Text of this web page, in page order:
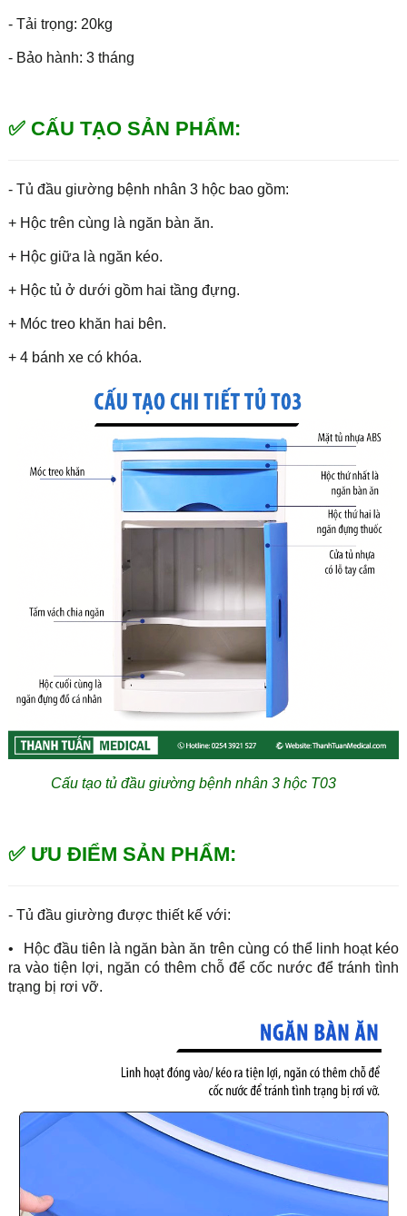
- Tải trọng: 20kg
- Bảo hành: 3 tháng
✅ CẤU TẠO SẢN PHẨM:
- Tủ đầu giường bệnh nhân 3 hộc bao gồm:
+ Hộc trên cùng là ngăn bàn ăn.
+ Hộc giữa là ngăn kéo.
+ Hộc tủ ở dưới gồm hai tầng đựng.
+ Móc treo khăn hai bên.
+ 4 bánh xe có khóa.
Cấu tạo tủ đầu giường bệnh nhân 3 hộc T03
✅ ƯU ĐIỂM SẢN PHẨM:
- Tủ đầu giường được thiết kế với:
•
Hộc đầu tiên là ngăn bàn ăn trên cùng có thể linh hoạt kéo
ra vào tiện lợi, ngăn có thêm chỗ để cốc nước để tránh tình
trạng bị rơi vỡ.